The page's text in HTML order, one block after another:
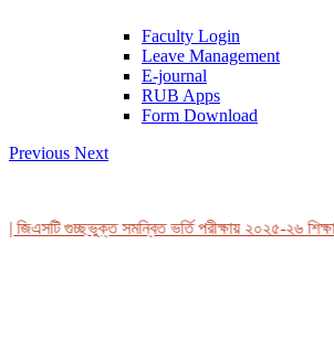
Faculty Login
Leave Management
E-journal
RUB Apps
Form Download
Previous Next
গুচ্ছভুক্ত সমন্বিত ভর্তি পরীক্ষায় ২০২৫-২৬